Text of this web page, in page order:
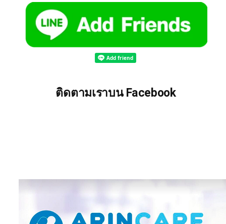
ติดตามเราบน Facebook